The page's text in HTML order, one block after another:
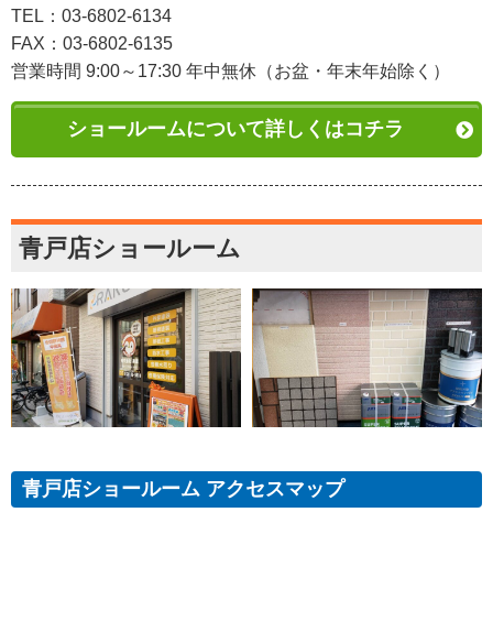
TEL：03-6802-6134
FAX：03-6802-6135
営業時間 9:00～17:30 年中無休（お盆・年末年始除く）
ショールームについて詳しくはコチラ
青戸店ショールーム
青戸店ショールーム アクセスマップ